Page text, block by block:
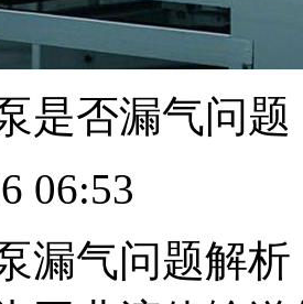
是否漏气问
06:53
漏气问题解